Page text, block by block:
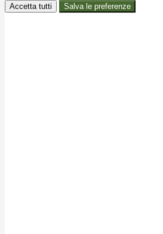
Accetta tutti Salva le preferenze